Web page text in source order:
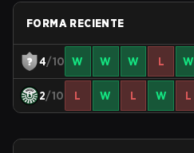
FORMA RECIENTE
4/10 W W W L W
2/10 L W L W L